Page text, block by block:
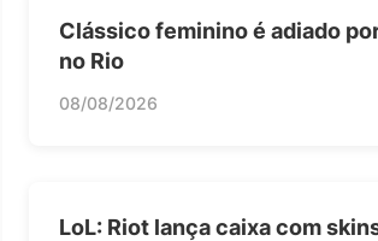
Clássico feminino é adiado
no Rio
08/08/2026
LoL: Riot lança caixa com